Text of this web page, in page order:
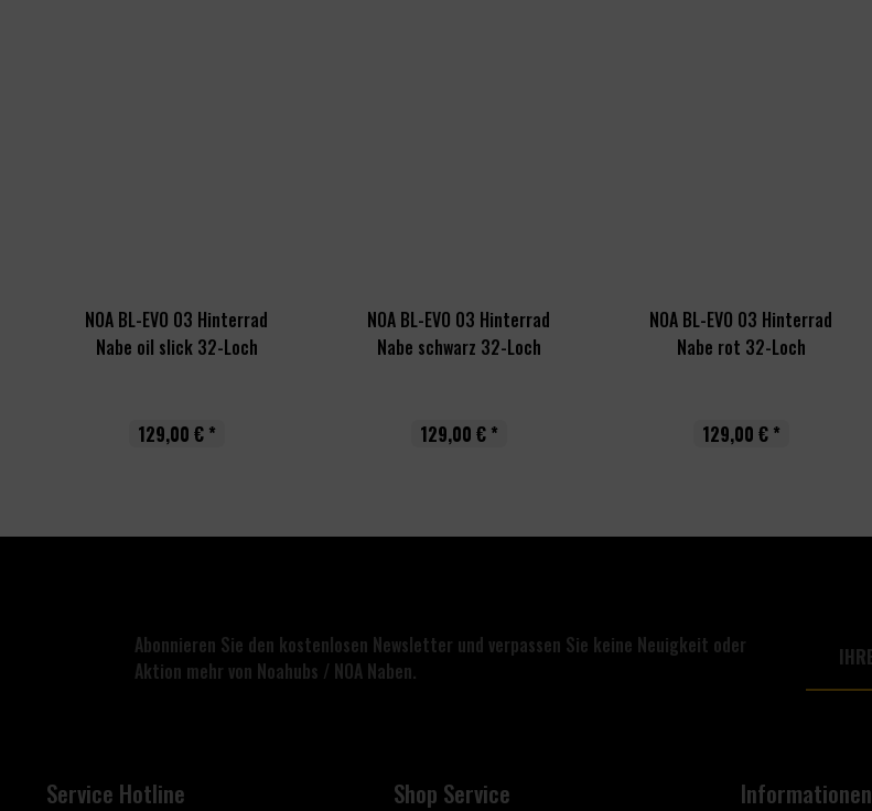
NOA BL-EVO 03 Hinterrad
Nabe oil slick 32-Loch
129,00 € *
NOA BL-EVO 03 Hinterrad
Nabe schwarz 32-Loch
129,00 € *
NOA BL-EVO 03 Hinterrad
Nabe rot 32-Loch
129,00 € *
Abonnieren Sie den kostenlosen Newsletter und verpassen Sie keine Neuigkeit oder
Aktion mehr von Noahubs / NOA Naben.
Service Hotline Shop Service Informationen